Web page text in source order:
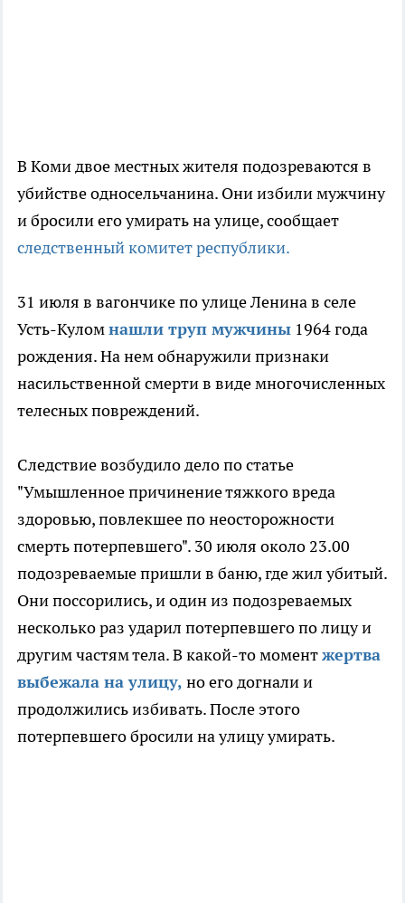
В Коми двое местных жителя подозреваются в
убийстве односельчанина. Они избили мужчину
и бросили его умирать на улице, сообщает
следственный комитет республики.
31 июля в вагончике по улице Ленина в селе
Усть-Куломнашли труп мужчины 1964 года
рождения. На нем обнаружили признаки
насильственной смерти в виде многочисленных
телесных повреждений.
Следствие возбудило дело по статье
"Умышленное причинение тяжкого вреда
здоровью, повлекшее по неосторожности
смерть потерпевшего". 30 июля около 23.00
подозреваемые пришли в баню, где жил убитый.
Они поссорились, и один из подозреваемых
несколько раз ударил потерпевшего по лицу и
другим частям тела. В какой-то моментжертва
выбежала на улицу, но его догнали и
продолжились избивать. После этого
потерпевшего бросили на улицу умирать.